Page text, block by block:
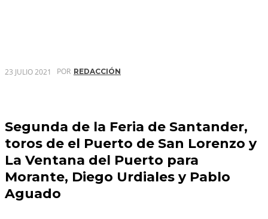
23 JULIO 2021 POR REDACCIÓN
Segunda de la Feria de Santander,
toros de el Puerto de San Lorenzo y
La Ventana del Puerto para
Morante, Diego Urdiales y Pablo
Aguado